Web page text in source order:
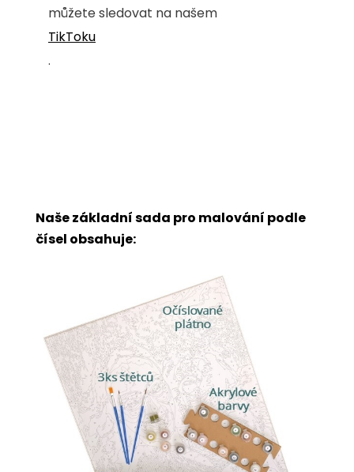
můžete sledovat na našem
TikToku
.
Naše základní sada pro malování podle
čísel obsahuje: